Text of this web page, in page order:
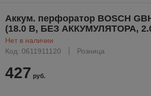
Аккум. перфоратор BOSCH
(18.0 В, БЕЗ АККУМУЛЯТОРА,
Нет в наличии
Код: 0611911120
Розница
427 руб.